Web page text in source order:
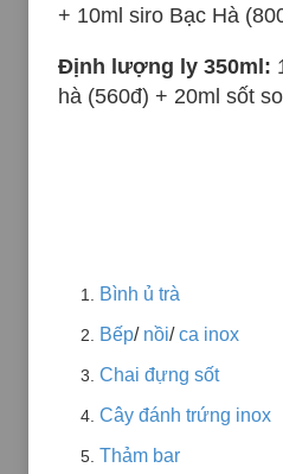
+ 10ml siro Bạc Hà
Định lượng ly 350ml:
hà (560đ) + 20ml sốt
Bình ủ trà
Bếp/ nồi/ca inox
Chai đựng sốt
Cây đánh trứng inox
Thảm bar